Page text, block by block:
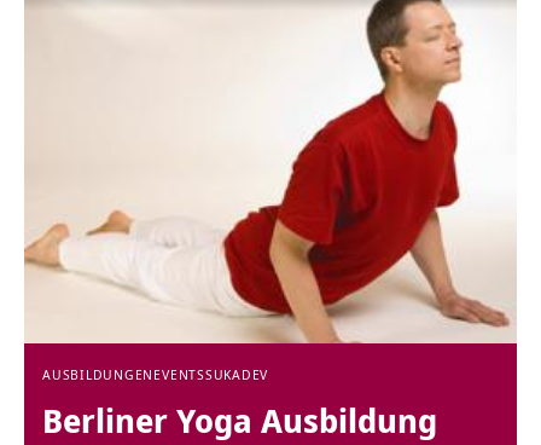
AUSBILDUNGEN EVENTSSUKADEV
Berliner Yoga Ausbildung